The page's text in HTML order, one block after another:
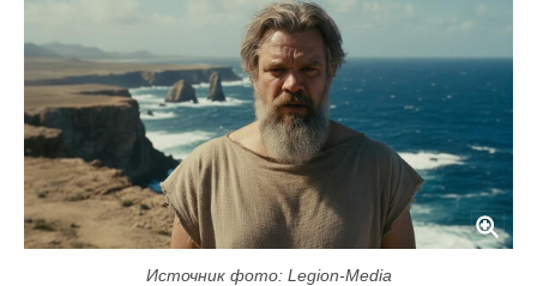
Источник фото: Legion-Media